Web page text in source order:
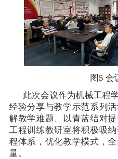
图 5 会
此次会议作为机械工程
经验分享与教学示范系列
解教学难题、以青蓝结对
工程训练教研室将积极吸
程体系，优化教学模式，
量。